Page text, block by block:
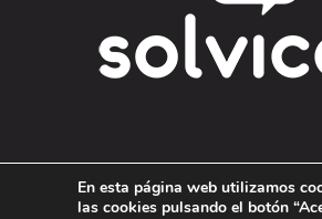
En esta página web utilizamos
las cookies pulsando el botón